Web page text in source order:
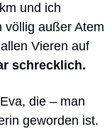
und ich
völlig außer Atem
Vieren auf
schrecklich.
die – man
geworden ist.